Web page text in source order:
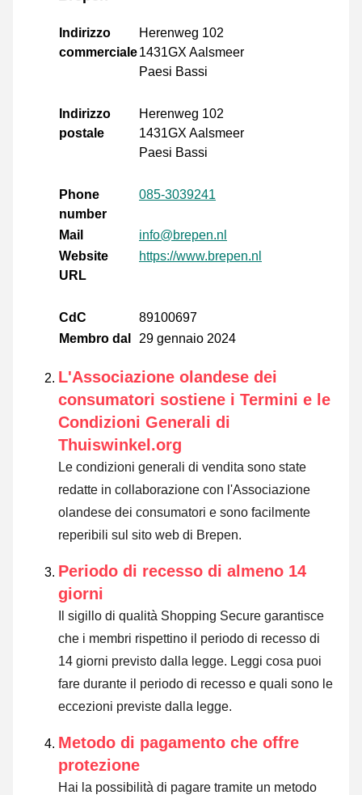
Indirizzo
commerciale
Herenweg 102
1431GX Aalsmeer
Paesi Bassi
Indirizzo
postale
Herenweg 102
1431GX Aalsmeer
Paesi Bassi
Phone
number
085-3039241
Mail
info@brepen.nl
Website
URL
https://www.brepen.nl
CdC
89100697
Membro dal
29 gennaio 2024
L'Associazione olandese dei
consumatori sostiene i Termini e le
Condizioni Generali di
Thuiswinkel.org
Le condizioni generali di vendita sono state
redatte in collaborazione con l'Associazione
olandese dei consumatori e sono facilmente
reperibili sul sito web di Brepen.
Periodo di recesso di almeno 14
giorni
Il sigillo di qualità Shopping Secure garantisce
che i membri rispettino il periodo di recesso di
14 giorni previsto dalla legge. Leggi cosa puoi
fare durante il periodo di recesso e quali sono le
eccezioni previste dalla legge.
Metodo di pagamento che offre
protezione
Hai la possibilità di pagare tramite un metodo